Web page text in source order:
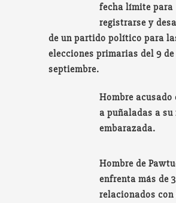
fecha límite para
registrarse y
de un partido político para
elecciones primarias del 9 de
septiembre.
Hombre acusado
a puñaladas a
embarazada.
Hombre de
enfrenta más de
relacionados con